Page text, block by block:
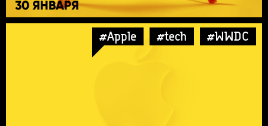
30 ЯНВАРЯ
#Apple #tech #WWDC